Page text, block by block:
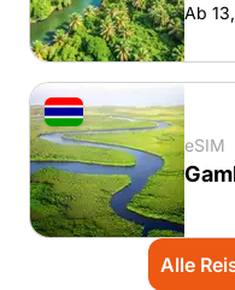
Ab
eSIM
Alle